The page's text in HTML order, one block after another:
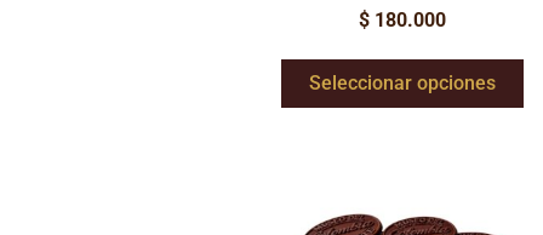
$180.000
Seleccionar opciones